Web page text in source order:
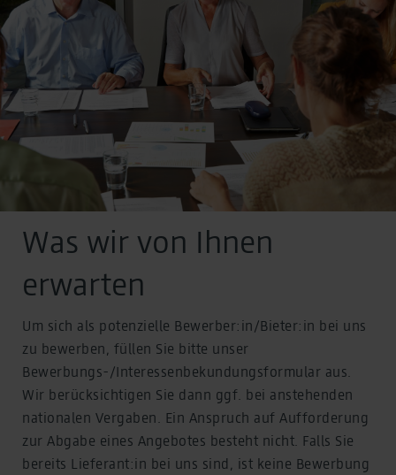
Was wir von Ihnen
erwarten
Um sich als potenzielle Bewerber:in/Bieter:in bei uns
zu bewerben, füllen Sie bitte unser
Bewerbungs-/Interessen­bekundungsformular aus.
Wir berücksichtigen Sie dann ggf. bei anstehenden
nationalen Vergaben. Ein Anspruch auf Aufforderung
zur Abgabe eines Angebotes besteht nicht. Falls Sie
bereits Lieferant:in bei uns sind, ist keine Bewerbung